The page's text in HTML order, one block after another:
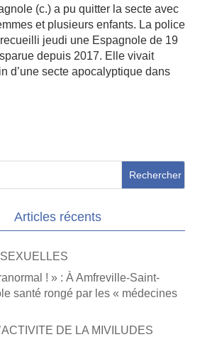
(c.) a pu quitter la secte avec
et plusieurs enfants. La police
jeudi une Espagnole de 19
depuis 2017. Elle vivait
d’une secte apocalyptique dans
Articles récents
! » : À Amfreville-Saint-
santé rongé par les « médecines
DE LA MIVILUDES